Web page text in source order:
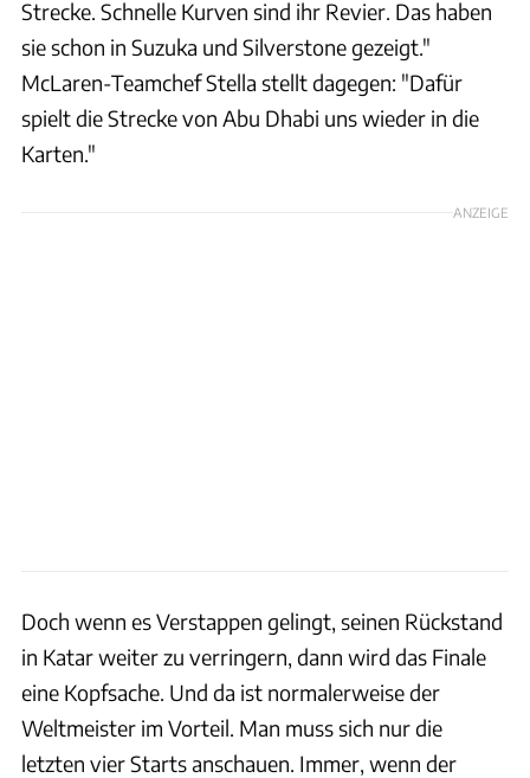
Strecke. Schnelle Kurven sind ihr Revier. Das haben
sie schon in Suzuka und Silverstone gezeigt."
McLaren-Teamchef Stella stellt dagegen: "Dafür
spielt die Strecke von Abu Dhabi uns wieder in die
Karten."
ANZEIGE
Doch wenn es Verstappen gelingt, seinen Rückstand
in Katar weiter zu verringern, dann wird das Finale
eine Kopfsache. Und da ist normalerweise der
Weltmeister im Vorteil. Man muss sich nur die
letzten vier Starts anschauen. Immer, wenn der